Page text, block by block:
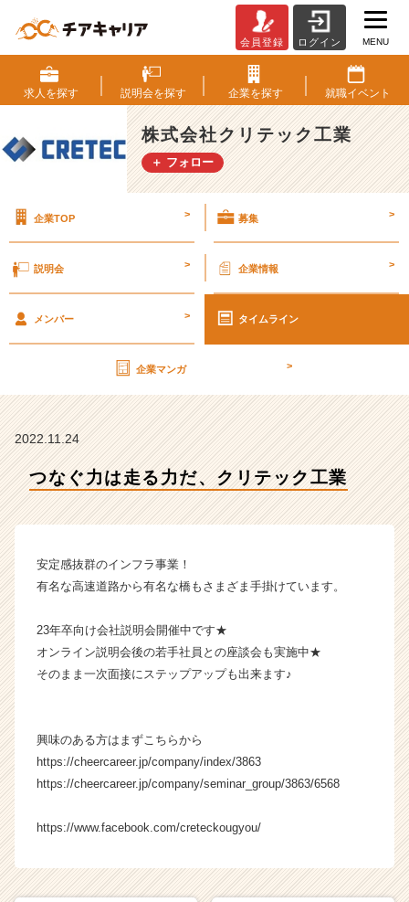
な
ぐ
力
は
走
る
リ
ク
式
会
テ
ッ
工
の
タ
ム
ラ
ン】
ン
チ
ャ
長
か
会員登録 ログイン MENU
求人を探す 説明会を探す 企業を探す 就職イベント
株式会社クリテック工業
＋ フォロー
企業TOP > 募集 >
説明会 > 企業情報 >
メンバー > タイムライン
企業マンガ >
2022.11.24
つなぐ力は走る力だ、クリテック工業
安定感抜群のインフラ事業！
有名な高速道路から有名な橋もさまざま手掛けています。
23年卒向け会社説明会開催中です★
オンライン説明会後の若手社員との座談会も実施中★
そのまま一次面接にステップアップも出来ます♪
興味のある方はまずこちらから
https://cheercareer.jp/company/index/3863
https://cheercareer.jp/company/seminar_group/3863/6568
https://www.facebook.com/creteckougyou/